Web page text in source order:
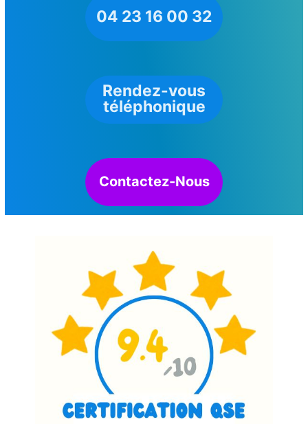
04 23 16 00 32
Rendez-vous
téléphonique
Contactez-Nous